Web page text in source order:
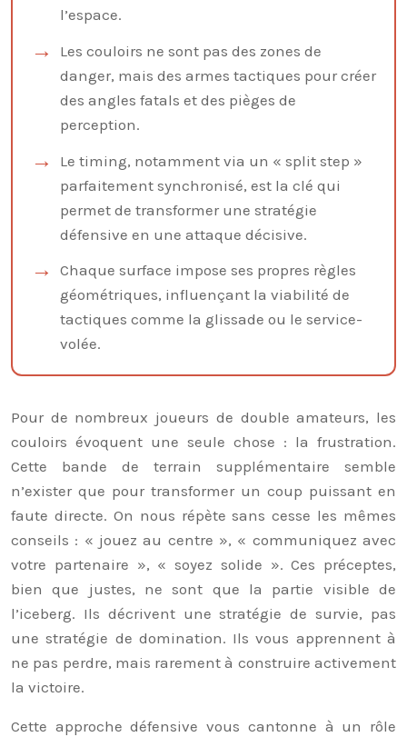
l’espace.
Les couloirs ne sont pas des zones de
danger, mais des armes tactiques pour créer
des angles fatals et des pièges de
perception.
Le timing, notamment via un « split step »
parfaitement synchronisé, est la clé qui
permet de transformer une stratégie
défensive en une attaque décisive.
Chaque surface impose ses propres règles
géométriques, influençant la viabilité de
tactiques comme la glissade ou le service-
volée.
Pour de nombreux joueurs de double amateurs, les
couloirs évoquent une seule chose : la frustration.
Cette bande de terrain supplémentaire semble
n’exister que pour transformer un coup puissant en
faute directe. On nous répète sans cesse les mêmes
conseils : « jouez au centre », « communiquez avec
votre partenaire », « soyez solide ». Ces préceptes,
bien que justes, ne sont que la partie visible de
l’iceberg. Ils décrivent une stratégie de survie, pas
une stratégie de domination. Ils vous apprennent à
ne pas perdre, mais rarement à construire activement
la victoire.
Cette approche défensive vous cantonne à un rôle